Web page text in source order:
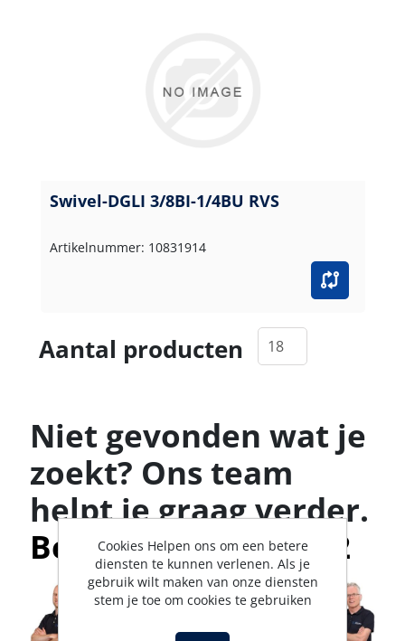
Swivel-DGLI 3/8BI-1/4BU RVS
Artikelnummer: 10831914
Aantal producten
Niet gevonden wat je
zoekt? Ons team
helpt je graag verder.
Bel met 0316-523142
Cookies Helpen ons om een betere
diensten te kunnen verlenen. Als je
gebruik wilt maken van onze diensten
stem je toe om cookies te gebruiken